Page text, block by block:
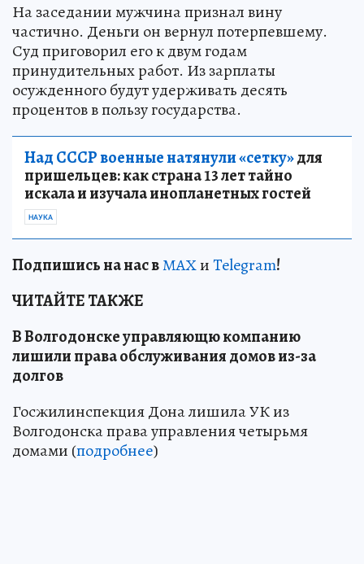
На заседании мужчина признал вину
частично. Деньги он вернул потерпевшему.
Суд приговорил его к двум годам
принудительных работ. Из зарплаты
осужденного будут удерживать десять
процентов в пользу государства.
Над СССР военные натянули «сетку»для
пришельцев: как страна 13 лет тайно
искала и изучала инопланетных гостей
НАУКА
Подпишись на нас вМАХиTelegram!
ЧИТАЙТЕ ТАКЖЕ
В Волгодонске управляющю компанию
лишили права обслуживания домов из-за
долгов
Госжилинспекция Дона лишила УК из
Волгодонска права управления четырьмя
домами (подробнее)